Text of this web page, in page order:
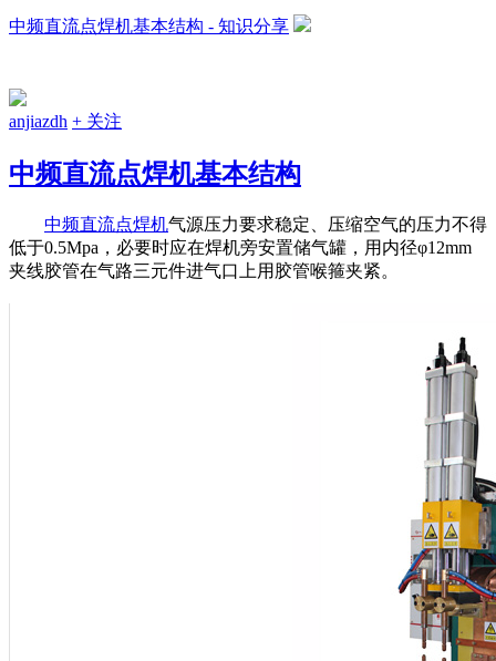
中频直流点焊机基本结构 - 知识分享
anjiazdh + 关注
中频直流点焊机基本结构
中频直流点焊机气源压力要求稳定、压缩空气的压力不得
低于0.5Mpa，必要时应在焊机旁安置储气罐，用内径φ12mm
夹线胶管在气路三元件进气口上用胶管喉箍夹紧。